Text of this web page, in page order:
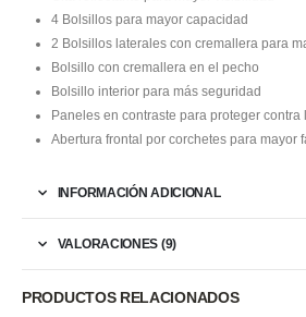
4 Bolsillos para mayor capacidad
2 Bolsillos laterales con cremallera para
Bolsillo con cremallera en el pecho
Bolsillo interior para más seguridad
Paneles en contraste para proteger contra
Abertura frontal por corchetes para mayor
INFORMACIÓN ADICIONAL
VALORACIONES (9)
PRODUCTOS RELACIONADOS